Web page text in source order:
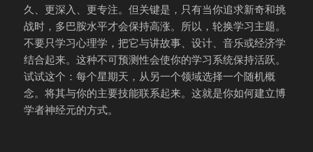
久、更深入、更专注。但关键是，只有当你追求新奇和挑
战时，多巴胺水平才会保持高涨。所以，轮换学习主题。
不要只学习心理学，把它与讲故事、设计、音乐或经济学
结合起来。这种不可预测性会使你的学习系统保持活跃。
试试这个：每个星期天，从另一个领域选择一个随机概
念。将其与你的主要技能联系起来。这就是你如何建立博
学者神经元的方式。